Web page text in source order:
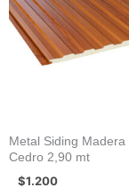
Metal Siding Madera
Cedro 2,90 mt
$1.200